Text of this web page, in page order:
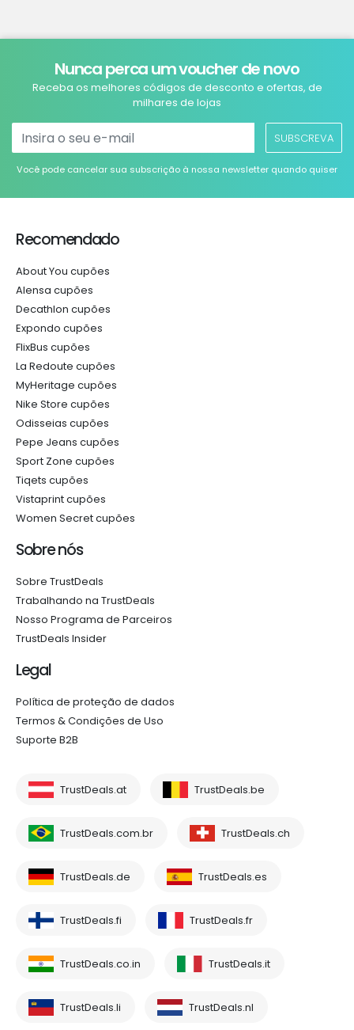
Nunca perca um voucher de novo
Receba os melhores códigos de desconto e ofertas, de
milhares de lojas
SUBSCREVA
Você pode cancelar sua subscrição à nossa newsletter quando quiser
Recomendado
About You cupões
Alensa cupões
Decathlon cupões
Expondo cupões
FlixBus cupões
La Redoute cupões
MyHeritage cupões
Nike Store cupões
Odisseias cupões
Pepe Jeans cupões
Sport Zone cupões
Tiqets cupões
Vistaprint cupões
Women Secret cupões
Sobre nós
Sobre TrustDeals
Trabalhando na TrustDeals
Nosso Programa de Parceiros
TrustDeals Insider
Legal
Política de proteção de dados
Termos & Condições de Uso
Suporte B2B
TrustDeals.at TrustDeals.be
TrustDeals.com.br TrustDeals.ch
TrustDeals.de TrustDeals.es
TrustDeals.fi TrustDeals.fr
TrustDeals.co.in TrustDeals.it
TrustDeals.li TrustDeals.nl